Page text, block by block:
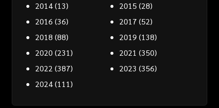
2014(13) 2015 (28)
2016 (36) 2017 (52)
2018 (88) 2019 (138)
2020 (231) 2021 (350)
2022 (387) 2023 (356)
2024(111)